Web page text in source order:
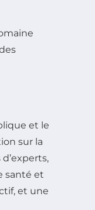
et le
sur la
santé et
et une